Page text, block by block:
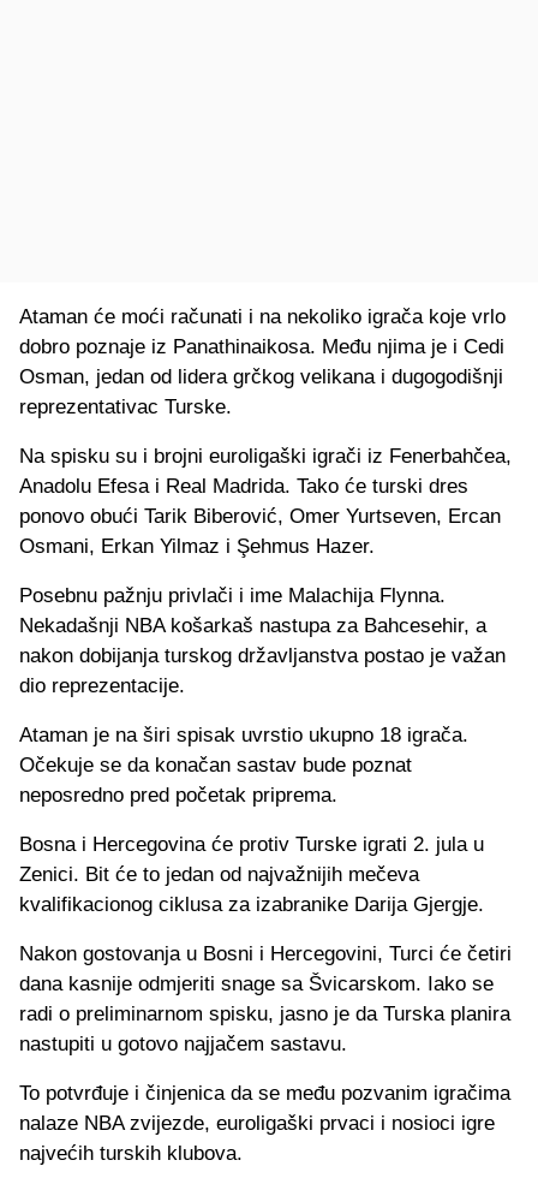
Ataman će moći računati i na nekoliko igrača koje vrlo
dobro poznaje iz Panathinaikosa. Među njima je i Cedi
Osman, jedan od lidera grčkog velikana i dugogodišnji
reprezentativac Turske.
Na spisku su i brojni euroligaški igrači iz Fenerbahčea,
Anadolu Efesa i Real Madrida. Tako će turski dres
ponovo obući Tarik Biberović, Omer Yurtseven, Ercan
Osmani, Erkan Yilmaz i Şehmus Hazer.
Posebnu pažnju privlači i ime Malachija Flynna.
Nekadašnji NBA košarkaš nastupa za Bahcesehir, a
nakon dobijanja turskog državljanstva postao je važan
dio reprezentacije.
Ataman je na širi spisak uvrstio ukupno 18 igrača.
Očekuje se da konačan sastav bude poznat
neposredno pred početak priprema.
Bosna i Hercegovina će protiv Turske igrati 2. jula u
Zenici. Bit će to jedan od najvažnijih mečeva
kvalifikacionog ciklusa za izabranike Darija Gjergje.
Nakon gostovanja u Bosni i Hercegovini, Turci će četiri
dana kasnije odmjeriti snage sa Švicarskom. Iako se
radi o preliminarnom spisku, jasno je da Turska planira
nastupiti u gotovo najjačem sastavu.
To potvrđuje i činjenica da se među pozvanim igračima
nalaze NBA zvijezde, euroligaški prvaci i nosioci igre
najvećih turskih klubova.